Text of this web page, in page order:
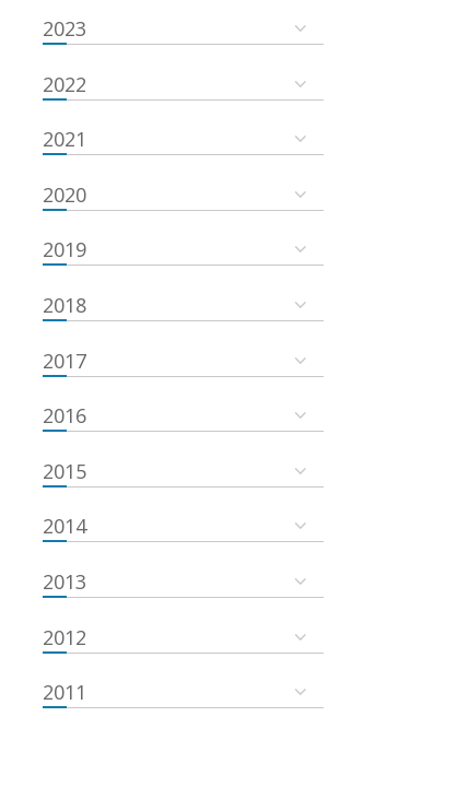
2023
2022
2021
2020
2019
2018
2017
2016
2015
2014
2013
2012
2011